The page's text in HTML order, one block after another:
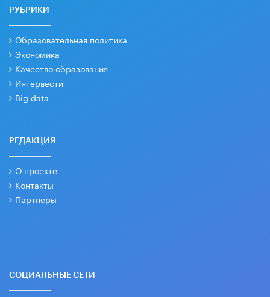
РУБРИКИ
Образовательная политика
Экономика
Качество образования
Интервести
Big data
РЕДАКЦИЯ
О проекте
Контакты
Партнеры
СОЦИАЛЬНЫЕ СЕТИ